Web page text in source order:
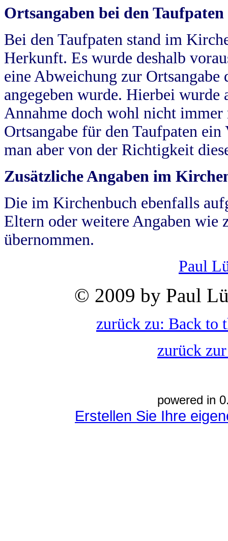
Ortsangaben bei den Taufpaten
Bei den Taufpaten stand im
Herkunft. Es wurde deshalb
eine Abweichung zur
angegeben wurde. Hierbei wurde
Annahme doch wohl nicht
Ortsangabe für den Taufpaten
man aber von der Richtigkeit
Zusätzliche Angaben im
Die im Kirchenbuch ebenfalls
Eltern oder weitere Angaben wie
übernommen.
Paul
© 2009 by Paul
zurück zu: Back to
zurück
powered in
Erstellen Sie Ihre